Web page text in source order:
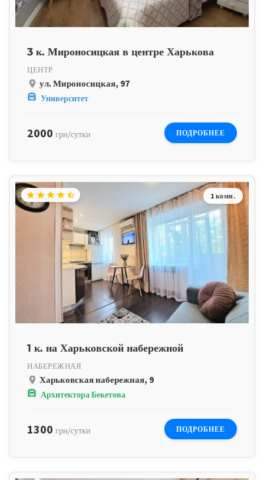
3 к. Мироносицкая в центре Харькова
ЦЕНТР
place ул. Мироносицкая, 97
subway Университет
2000 грн/сутки ПОДРОБНЕЕ
1 комн.
starstarstarstarstar_half
1 к. на Харьковской набережной
НАБЕРЕЖНАЯ
place Харьковская набережная, 9
subway Архитектора Бекетова
1300 грн/сутки ПОДРОБНЕЕ